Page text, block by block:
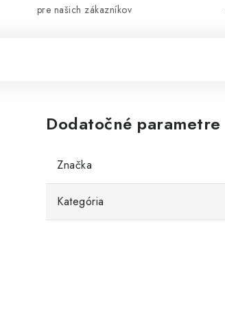
pre našich zákazníkov
Dodatočné parametre
Značka
Kategória